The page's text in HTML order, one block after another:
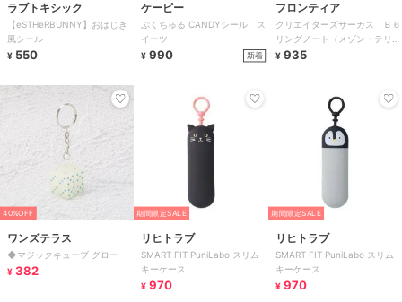
ラブトキシック
【eSTHeRBUNNY】おはじき
風シール
¥ 550
ケーピー
ぷくちゅる CANDYシール ス
イーツ
¥ 990 新着
フロンティア
クリエイターズサーカス Ｂ６
リングノート（メゾン・テリ
ア） Ｍｅｒｉｎｇｕｅ ｃｏ
¥ 935
40%OFF
ワンズテラス
◆マジックキューブ グロー
¥ 382
期間限定SALE
リヒトラブ
SMART FIT PuniLabo スリム
キーケース
¥ 970
期間限定SALE
リヒトラブ
SMART FIT PuniLabo スリム
キーケース
¥ 970